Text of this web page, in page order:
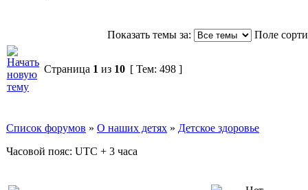
Показать темы за: Поле
Страница 1 из 10 [ Тем: 498 ]
Список форумов » О наших детях » Детское здоровье
Часовой пояс: UTC + 3 часа